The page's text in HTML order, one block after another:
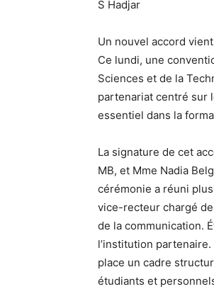
S Hadjar
Un nouvel accord
Ce lundi, une
Sciences et de la
partenariat centré sur
essentiel dans la
La signature de cet
MB, et Mme Nadia
cérémonie a réuni
vice-recteur chargé
de la communication.
l’institution
place un cadre
étudiants et